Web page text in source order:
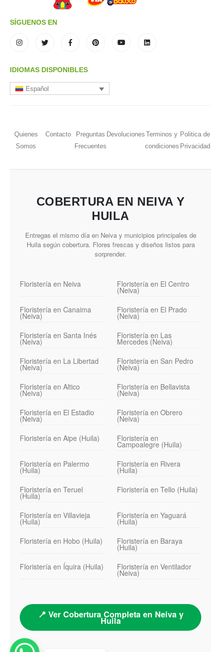
SÍGUENOS EN
IDIOMAS DISPONIBLES
Español
Quienes
Somos
Contacto
Preguntas
Frecuentes
Devoluciones Terminos y
condiciones
Politica de
Privacidad
COBERTURA EN NEIVA Y
HUILA
Entregas el mismo día en Neiva y municipios principales de
Huila según cobertura. Flores frescas y diseños listos para
sorprender.
Floristería en Neiva Floristería en El Centro
(Neiva)
Floristería en Canaima
(Neiva)
Floristería en El Prado
(Neiva)
Floristería en Santa Inés
(Neiva)
Floristería en Las
Mercedes (Neiva)
Floristería en La Libertad
(Neiva)
Floristería en San Pedro
(Neiva)
Floristería en Altico
(Neiva)
Floristería en Bellavista
(Neiva)
Floristería en El Estadio
(Neiva)
Floristería en Obrero
(Neiva)
Floristería en Aipe (Huila)
Floristería en
Campoalegre (Huila)
Floristería en Palermo
(Huila)
Floristería en Rivera
(Huila)
Floristería en Teruel
(Huila)
Floristería en Tello (Huila)
Floristería en Villavieja
(Huila)
Floristería en Yaguará
(Huila)
Floristería en Hobo (Huila)
Floristería en Baraya
(Huila)
Floristería en Íquira (Huila)
Floristería en Ventilador
(Neiva)
📍 Ver Cobertura Completa en Neiva y
Huila